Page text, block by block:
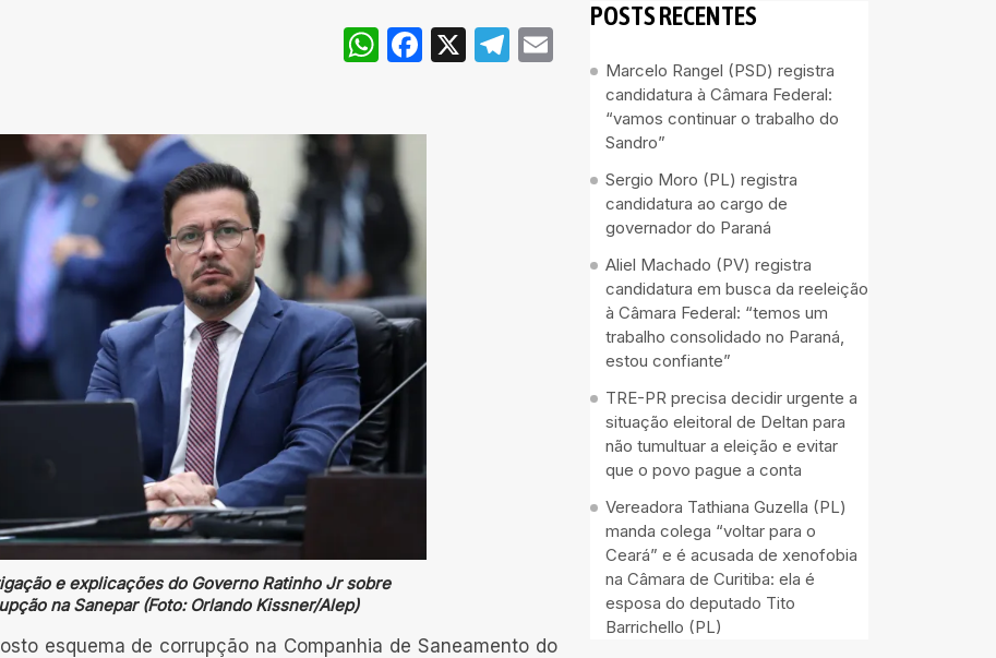
WhatsApp
Facebook
X Telegram
e explicações do Governo Ratinho Jr sobre
na Sanepar (Foto: Orlando Kissner/Alep)
esquema de corrupção na Companhia de Saneamento do
POSTS RECENTES
Marcelo Rangel (PSD) registra
candidatura à Câmara Federal:
“vamos continuar o trabalho do
Sandro”
Sergio Moro (PL) registra
candidatura ao cargo de
governador do Paraná
Aliel Machado (PV) registra
candidatura em busca da reeleição
à Câmara Federal: “temos um
trabalho consolidado no Paraná,
estou confiante”
TRE-PR precisa decidir urgente a
situação eleitoral de Deltan para
não tumultuar a eleição e evitar
que o povo pague a conta
Vereadora Tathiana Guzella (PL)
manda colega “voltar para o
Ceará” e é acusada de xenofobia
na Câmara de Curitiba: ela é
esposa do deputado Tito
Barrichello (PL)